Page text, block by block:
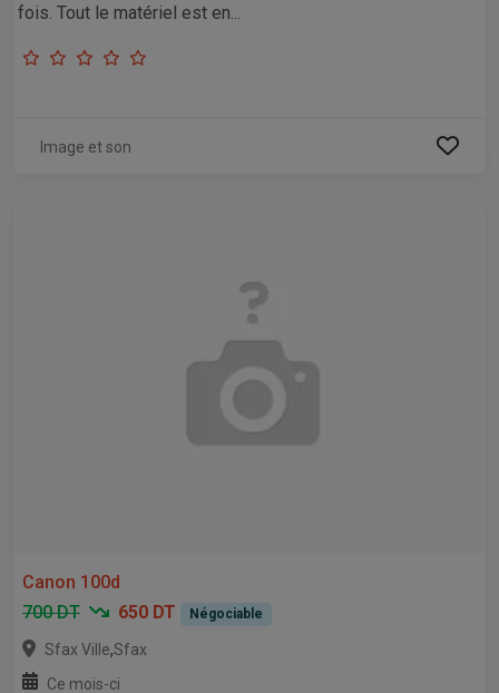
fois. Tout le matériel est en...
Image et son
Canon 100d
700 DT
650 DT Négociable
Sfax Ville,Sfax
Ce mois-ci